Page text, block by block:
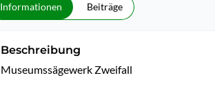
Informationen Beiträge
Beschreibung
Museumssägewerk Zweifall